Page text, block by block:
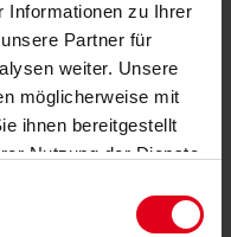
Informationen zu Ihrer
Partner für
weiter. Unsere
möglicherweise mit
ihnen bereitgestellt
Nutzung der Dienste